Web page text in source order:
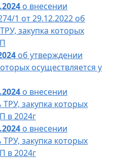
о внесении
1 от 29.12.2022 об
закупка которых
об утверждении
осуществляется у
о внесении
закупка которых
в 2024г
о внесении
закупка которых
в 2024г